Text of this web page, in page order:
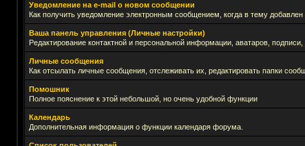
Уведомление на е-mail о новом сообщении
Как получить уведомление электронным сообщением, когда в тему добавлен
Ваша панель управления (Личные настройки)
Редактирование контактной и персональной информации, аватаров,
Личные сообщения
Как отсылать личные сообщения, отслеживать их, редактировать папки
Помошник
Полное пояснение к этой небольшой, но очень удобной функции
Календарь
Дополнительная информация о функции календаря форума.